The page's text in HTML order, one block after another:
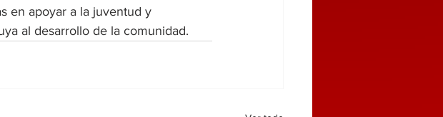
en apoyar a la juventud y
al desarrollo de la comunidad.